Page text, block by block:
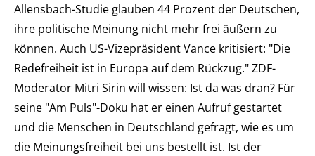
Allensbach-Studie glauben 44 Prozent der Deutschen,
ihre politische Meinung nicht mehr frei äußern zu
können. Auch US-Vizepräsident Vance kritisiert: "Die
Redefreiheit ist in Europa auf dem Rückzug." ZDF-
Moderator Mitri Sirin will wissen: Ist da was dran? Für
seine "Am Puls"-Doku hat er einen Aufruf gestartet
und die Menschen in Deutschland gefragt, wie es um
die Meinungsfreiheit bei uns bestellt ist. Ist der